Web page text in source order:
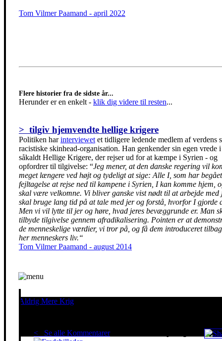
Tom Vilmer Paamand - april 2022
Flere historier fra de sidste år...
Herunder er en enkelt - klik dig videre til resten...
> tilgiv hjemvendte hellige krigere
Politiken harinterviewet et tidligere ledende medlem af verdens
racistiske skinhead-organisation. Han genkender sin egen vrede
såkaldt Hellige Krigere, der rejser ud for at kæmpe i Syrien - og
opfordrer til tilgivelse: “Jeg mener, at den danske regering vil
meget længere ved højt og tydeligt at sige: Alle I, som har
fejltagelse at rejse ned til kampene i Syrien, I kan komme hjem,
skal være velkomne. Vi bliver ganske vist nødt til at arbejde med
skal bruge lang tid på at tale med jer og forstå, hvorfor I gjorde
Men vi vil lytte til jer og høre, hvad jeres bevæggrunde er. Man
tilbyde tilgivelse gennem afradikalisering. Pointen er at
de menneskelige værdier, vi tror på, og få dem introduceret
her menneskers liv.“
Tom Vilmer Paamand - august 2014
Aldrig Mere Krig
< Se alle KommentarerRed klimaet - stop krigen!